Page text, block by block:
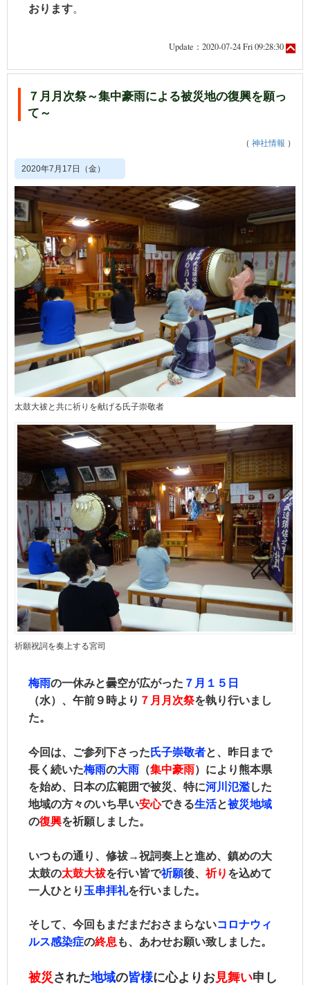
おります。
Update：2020-07-24 Fri 09:28:30
７月月次祭～集中豪雨による被災地の復興を願っ
て～
（ 神社情報 ）
2020年7月17日（金）
太鼓大祓と共に祈りを献げる氏子崇敬者󠄀
祈願祝詞を奏上する宮司
梅雨の一休みと曇空が広がった ７月１５日
（水）、午前９時より ７月月次祭を執り行いまし
た。
今回は、ご参列下さった 氏子崇敬者󠄀と、昨日まで
長く続いた梅雨の大雨 （集中豪雨）により熊本県
を始め、日本の広範囲で被災、特に河川氾濫した
地域の方々のいち早い安心できる生活と被災地域
の復興を祈願しました。
いつもの通り、修祓→祝詞奏上と進め、鎮めの大
太鼓の太鼓大祓を行い皆で祈願後、 祈り を込めて
一人ひとり 玉串拝礼を行いました。
そして、今回もまだまだおさまらないコロナウィ
ルス感染症の終息 も、あわせお願い致しました。
被災 された地域の皆様に心よりお見舞い申し